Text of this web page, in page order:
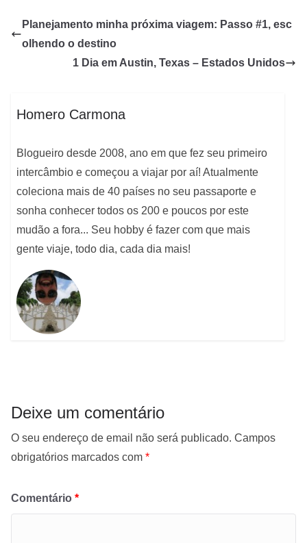
Planejamento minha próxima viagem: Passo #1, esc
olhendo o destino
1 Dia em Austin, Texas – Estados Unidos
Homero Carmona
Blogueiro desde 2008, ano em que fez seu primeiro
intercâmbio e começou a viajar por aí! Atualmente
coleciona mais de 40 países no seu passaporte e
sonha conhecer todos os 200 e poucos por este
mudão a fora... Seu hobby é fazer com que mais
gente viaje, todo dia, cada dia mais!
Deixe um comentário
O seu endereço de email não será publicado. Campos
obrigatórios marcados com *
Comentário *